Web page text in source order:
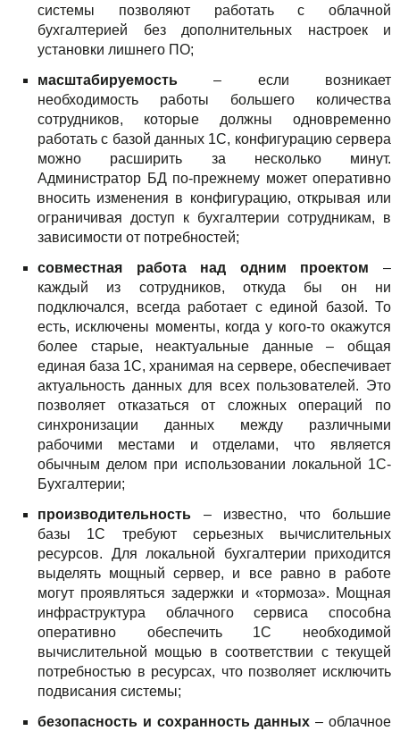
системы позволяют работать с облачной
бухгалтерией без дополнительных настроек и
установки лишнего ПО;
масштабируемость – если возникает
необходимость работы большего количества
сотрудников, которые должны одновременно
работать с базой данных 1С, конфигурацию сервера
можно расширить за несколько минут.
Администратор БД по-прежнему может оперативно
вносить изменения в конфигурацию, открывая или
ограничивая доступ к бухгалтерии сотрудникам, в
зависимости от потребностей;
совместная работа над одним проектом –
каждый из сотрудников, откуда бы он ни
подключался, всегда работает с единой базой. То
есть, исключены моменты, когда у кого-то окажутся
более старые, неактуальные данные – общая
единая база 1С, хранимая на сервере, обеспечивает
актуальность данных для всех пользователей. Это
позволяет отказаться от сложных операций по
синхронизации данных между различными
рабочими местами и отделами, что является
обычным делом при использовании локальной 1С-
Бухгалтерии;
производительность – известно, что большие
базы 1С требуют серьезных вычислительных
ресурсов. Для локальной бухгалтерии приходится
выделять мощный сервер, и все равно в работе
могут проявляться задержки и «тормоза». Мощная
инфраструктура облачного сервиса способна
оперативно обеспечить 1С необходимой
вычислительной мощью в соответствии с текущей
потребностью в ресурсах, что позволяет исключить
подвисания системы;
безопасность и сохранность данных – облачное